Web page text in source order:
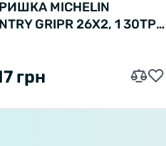
MICHELIN
GRIPR 26X2, 1 30TPI
грн